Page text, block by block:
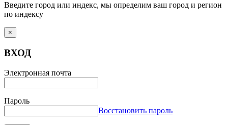
Введите город или индекс, мы определим ваш город и регион
по индексу
×
ВХОД
Электронная почта
Пароль
Восстановить пароль